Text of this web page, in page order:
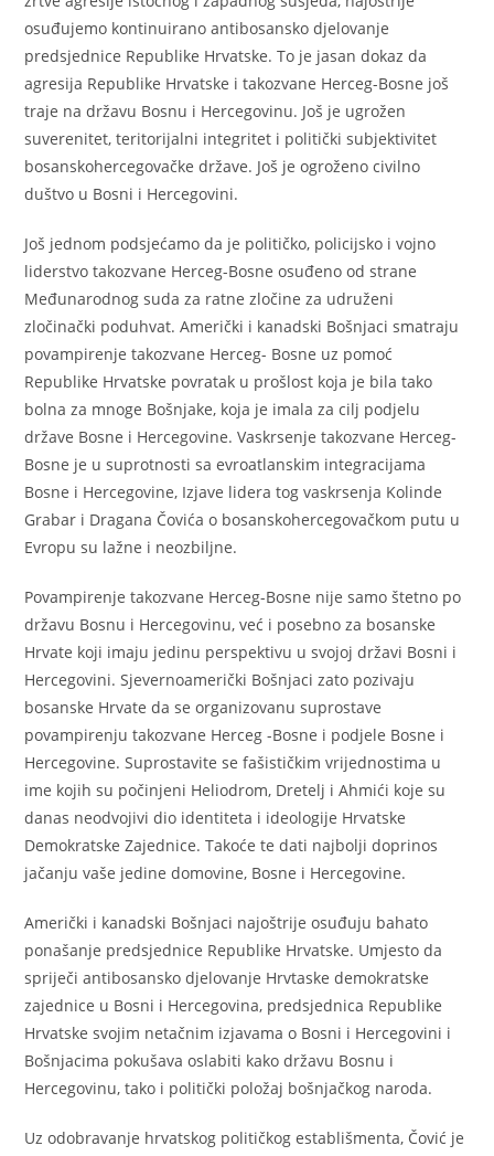
osuđujemo kontinuirano antibosansko djelovanje
predsjednice Republike Hrvatske. To je jasan dokaz da
agresija Republike Hrvatske i takozvane Herceg-Bosne još
traje na državu Bosnu i Hercegovinu. Još je ugrožen
suverenitet, teritorijalni integritet i politički subjektivitet
bosanskohercegovačke države. Još je ogroženo civilno
duštvo u Bosni i Hercegovini.
Još jednom podsjećamo da je političko, policijsko i vojno
liderstvo takozvane Herceg-Bosne osuđeno od strane
Međunarodnog suda za ratne zločine za udruženi
zločinački poduhvat. Američki i kanadski Bošnjaci smatraju
povampirenje takozvane Herceg- Bosne uz pomoć
Republike Hrvatske povratak u prošlost koja je bila tako
bolna za mnoge Bošnjake, koja je imala za cilj podjelu
države Bosne i Hercegovine. Vaskrsenje takozvane Herceg-
Bosne je u suprotnosti sa evroatlanskim integracijama
Bosne i Hercegovine, Izjave lidera tog vaskrsenja Kolinde
Grabar i Dragana Čovića o bosanskohercegovačkom putu u
Evropu su lažne i neozbiljne.
Povampirenje takozvane Herceg-Bosne nije samo štetno po
državu Bosnu i Hercegovinu, već i posebno za bosanske
Hrvate koji imaju jedinu perspektivu u svojoj državi Bosni i
Hercegovini. Sjevernoamerički Bošnjaci zato pozivaju
bosanske Hrvate da se organizovanu suprostave
povampirenju takozvane Herceg -Bosne i podjele Bosne i
Hercegovine. Suprostavite se fašističkim vrijednostima u
ime kojih su počinjeni Heliodrom, Dretelj i Ahmići koje su
danas neodvojivi dio identiteta i ideologije Hrvatske
Demokratske Zajednice. Takoće te dati najbolji doprinos
jačanju vaše jedine domovine, Bosne i Hercegovine.
Američki i kanadski Bošnjaci najoštrije osuđuju bahato
ponašanje predsjednice Republike Hrvatske. Umjesto da
spriječi antibosansko djelovanje Hrvtaske demokratske
zajednice u Bosni i Hercegovina, predsjednica Republike
Hrvatske svojim netačnim izjavama o Bosni i Hercegovini i
Bošnjacima pokušava oslabiti kako državu Bosnu i
Hercegovinu, tako i politički položaj bošnjačkog naroda.
Uz odobravanje hrvatskog političkog establišmenta, Čović je